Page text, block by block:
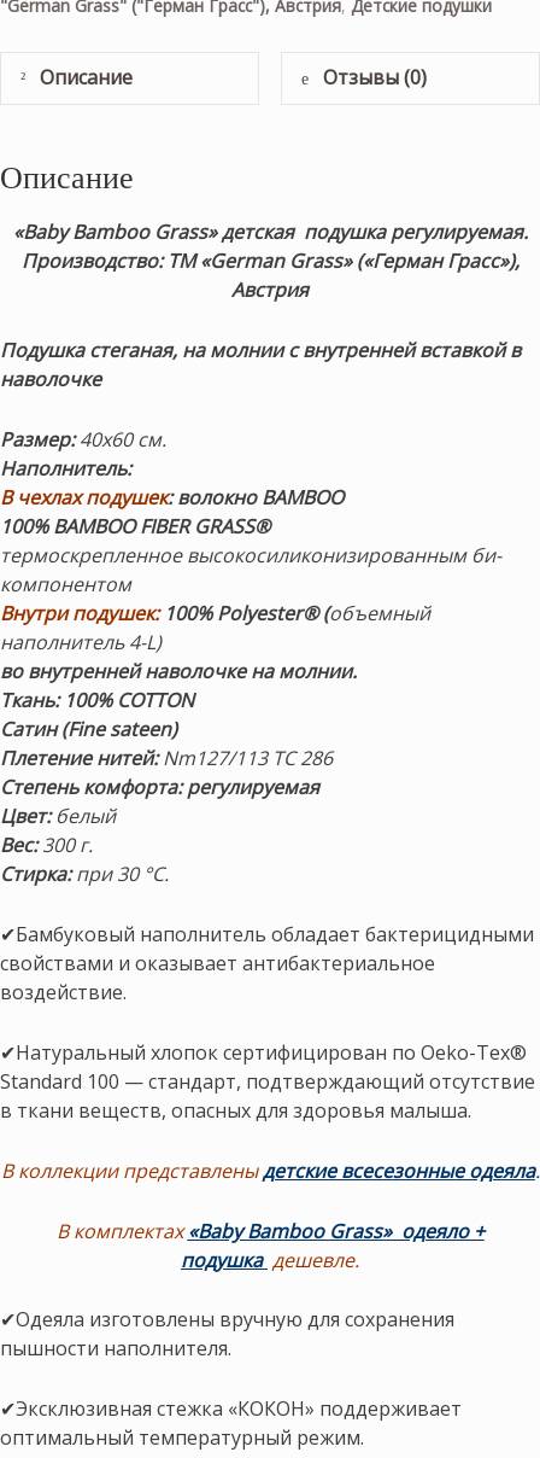
"German Grass" ("Герман Грасс"), Австрия, Детские подушки
Описание Отзывы (0)
Описание
«Baby Bamboo Grass» детская подушка регулируемая.
Производство: ТМ «German Grass» («Герман Грасс»),
Австрия
Подушка стеганая, на молнии с внутренней вставкой в
наволочке
Размер:40х60 см.
Наполнитель:
В чехлах подушек: волокно BAMBOO
100% BAMBOO FIBER GRASS®
термоскрепленное высокосиликонизированным би-
компонентом
Внутри подушек:100% Polyester® (объемный
наполнитель 4-L)
во внутренней наволочке на молнии.
Ткань: 100% COTТON
Сатин (Fine sateen)
Плетение нитей:Nm127/113 TC 286
Степень комфорта: регулируемая
Цвет:белый
Вес:300 г.
Стирка:при 30 °C.
✔Бамбуковый наполнитель обладает бактерицидными
свойствами и оказывает антибактериальное
воздействие.
✔Натуральный хлопок сертифицирован по Oeko-Tex®
Standard 100 — стандарт, подтверждающий отсутствие
в ткани веществ, опасных для здоровья малыша.
В коллекции представленыдетские всесезонные одеяла.
В комплектах «Baby Bamboo Grass» одеяло +
подушка дешевле.
✔Одеяла изготовлены вручную для сохранения
пышности наполнителя.
✔Эксклюзивная стежка «КОКОН» поддерживает
оптимальный температурный режим.